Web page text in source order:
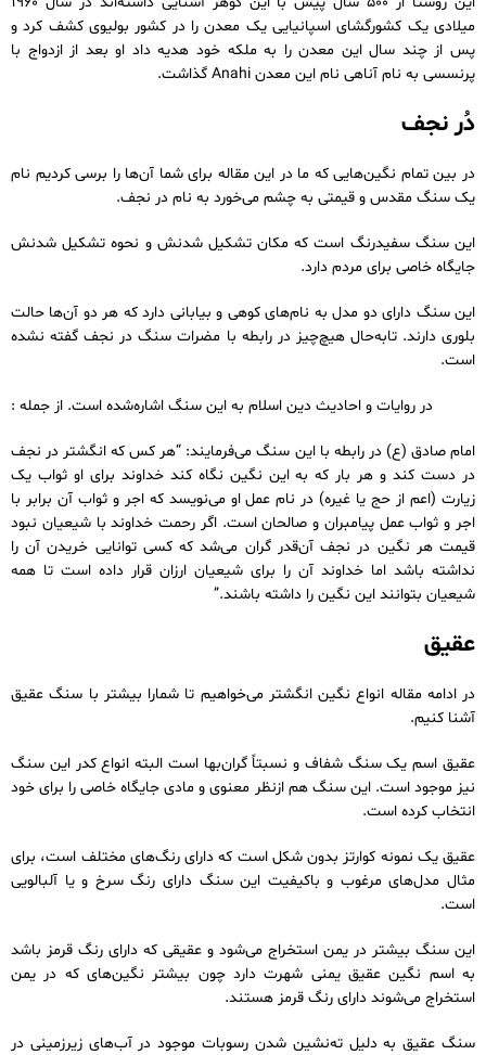
میلادی یک کشورگشای اسپانیایی یک معدن را در کشور بولیوی کشف کرد و
پس از چند سال این معدن را به ملکه خود هدیه داد او بعد از ازدواج با
پرنسسی به نام آناهی نام این معدن Anahi گذاشت.
دُر نجف
در بین تمام نگین‌هایی که ما در این مقاله برای شما آن‌ها را برسی کردیم نام
یک سنگ مقدس و قیمتی به چشم می‌خورد به نام در نجف.
این سنگ سفیدرنگ است که مکان تشکیل شدنش و نحوه تشکیل شدنش
جایگاه خاصی برای مردم دارد.
این سنگ دارای دو مدل به نام‌های کوهی و بیابانی دارد که هر دو آن‌ها حالت
بلوری دارند. تابه‌حال هیچ‌چیز در رابطه با مضرات سنگ در نجف گفته نشده
است.
در روایات و احادیث دین اسلام به این سنگ اشاره‌شده است. از جمله :
امام صادق (ع) در رابطه با این سنگ می‌فرمایند: “هر کس که انگشتر در نجف
در دست کند و هر بار که به این نگین نگاه کند خداوند برای او ثواب یک
زیارت (اعم از حج یا غیره) در نام عمل او می‌نویسد که اجر و ثواب آن برابر با
اجر و ثواب عمل پیامبران و صالحان است. اگر رحمت خداوند با شیعیان نبود
قیمت هر نگین در نجف آن‌قدر گران می‌شد که کسی توانایی خریدن آن را
نداشته باشد اما خداوند آن را برای شیعیان ارزان قرار داده است تا همه
شیعیان بتوانند این نگین را داشته باشند.”
عقیق
در ادامه مقاله انواع نگین انگشتر می‌خواهیم تا شمارا بیشتر با سنگ عقیق
آشنا کنیم.
عقیق اسم یک سنگ شفاف و نسبتاً گران‌بها است البته انواع کدر این سنگ
نیز موجود است. این سنگ هم ازنظر معنوی و مادی جایگاه خاصی را برای خود
انتخاب کرده است.
عقیق یک نمونه کوارتز بدون شکل است که دارای رنگ‌های مختلف است، برای
مثال مدل‌های مرغوب و باکیفیت این سنگ دارای رنگ سرخ و یا آلبالویی
است.
این سنگ بیشتر در یمن استخراج می‌شود و عقیقی که دارای رنگ قرمز باشد
به اسم نگین عقیق یمنی شهرت دارد چون بیشتر نگین‌های که در یمن
استخراج می‌شوند دارای رنگ قرمز هستند.
سنگ عقیق به دلیل ته‌نشین شدن رسوبات موجود در آب‌های زیرزمینی در